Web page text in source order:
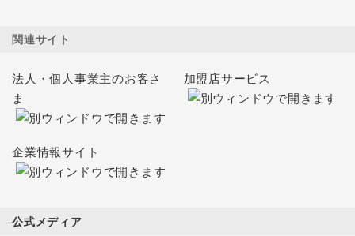
関連サイト
法人・個人事業主のお客さ
ま
加盟店サービス
企業情報サイト
公式メディア